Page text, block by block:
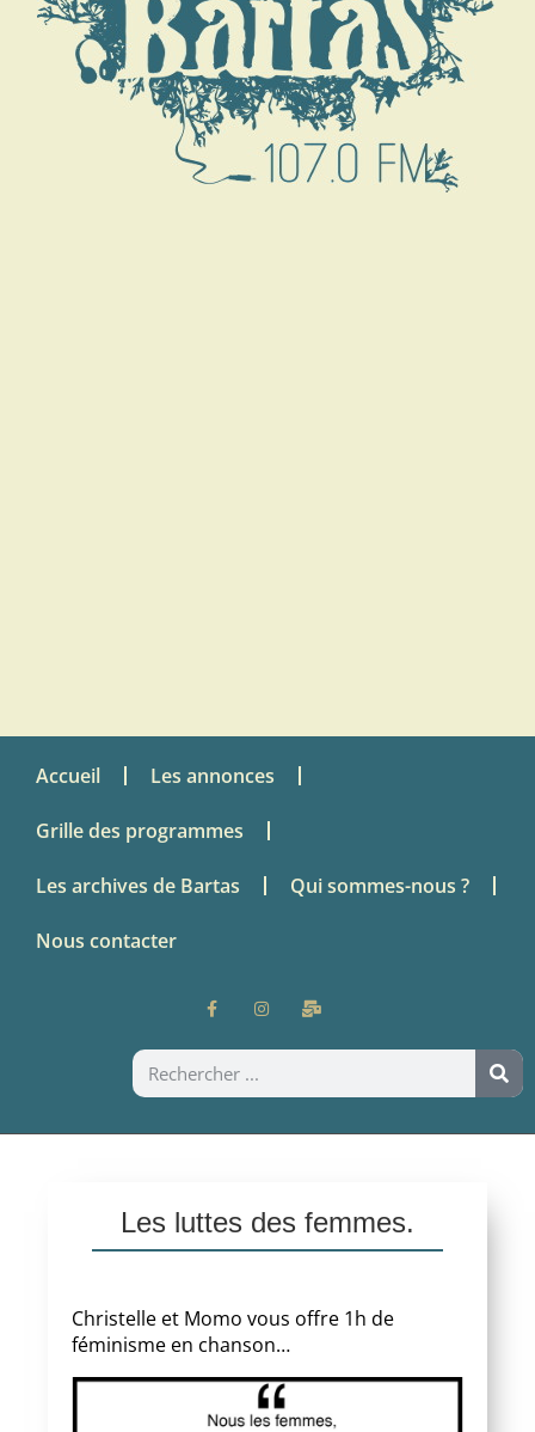
Accueil Les annonces
Grille des programmes
Les archives de Bartas Qui sommes-nous ?
Nous contacter
Les luttes des femmes.
Christelle et Momo vous offre 1h de
féminisme en chanson…